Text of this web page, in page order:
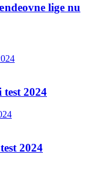
lige nu
2024
2024